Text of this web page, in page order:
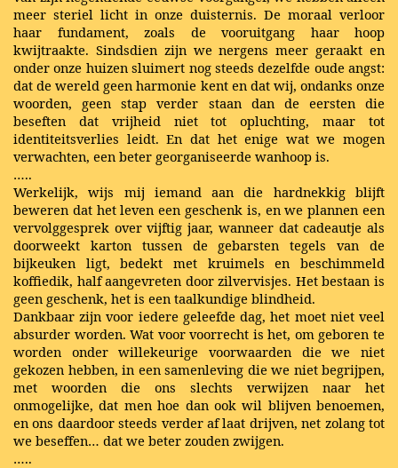
meer steriel licht in onze duisternis. De moraal verloor
haar fundament, zoals de vooruitgang haar hoop
kwijtraakte. Sindsdien zijn we nergens meer geraakt en
onder onze huizen sluimert nog steeds dezelfde oude angst:
dat de wereld geen harmonie kent en dat wij, ondanks onze
woorden, geen stap verder staan dan de eersten die
beseften dat vrijheid niet tot opluchting, maar tot
identiteitsverlies leidt. En dat het enige wat we mogen
verwachten, een beter georganiseerde wanhoop is.
…..
Werkelijk, wijs mij iemand aan die hardnekkig blijft
beweren dat het leven een geschenk is, en we plannen een
vervolggesprek over vijftig jaar, wanneer dat cadeautje als
doorweekt karton tussen de gebarsten tegels van de
bijkeuken ligt, bedekt met kruimels en beschimmeld
koffiedik, half aangevreten door zilvervisjes. Het bestaan is
geen geschenk, het is een taalkundige blindheid.
Dankbaar zijn voor iedere geleefde dag, het moet niet veel
absurder worden. Wat voor voorrecht is het, om geboren te
worden onder willekeurige voorwaarden die we niet
gekozen hebben, in een samenleving die we niet begrijpen,
met woorden die ons slechts verwijzen naar het
onmogelijke, dat men hoe dan ook wil blijven benoemen,
en ons daardoor steeds verder af laat drijven, net zolang tot
we beseffen… dat we beter zouden zwijgen.
…..